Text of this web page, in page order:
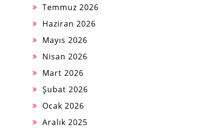
Temmuz 2026
Haziran 2026
Mayıs 2026
Nisan 2026
Mart 2026
Şubat 2026
Ocak 2026
Aralık 2025